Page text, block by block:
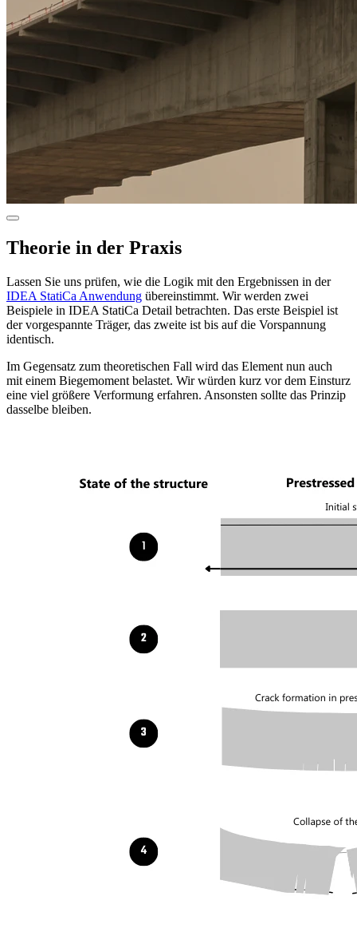
Theorie in der Praxis
Lassen Sie uns prüfen, wie die Logik mit den Ergebnissen in der
IDEA StatiCa Anwendung übereinstimmt. Wir werden zwei
Beispiele in IDEA StatiCa Detail betrachten. Das erste Beispiel ist
der vorgespannte Träger, das zweite ist bis auf die Vorspannung
identisch.
Im Gegensatz zum theoretischen Fall wird das Element nun auch
mit einem Biegemoment belastet. Wir würden kurz vor dem Einsturz
eine viel größere Verformung erfahren. Ansonsten sollte das Prinzip
dasselbe bleiben.